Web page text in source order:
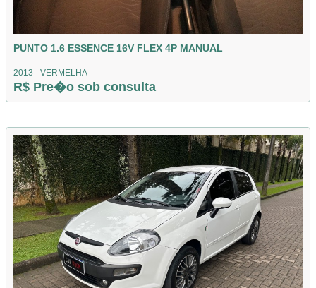
PUNTO 1.6 ESSENCE 16V FLEX 4P MANUAL
2013 - VERMELHA
R$ Pre�o sob consulta